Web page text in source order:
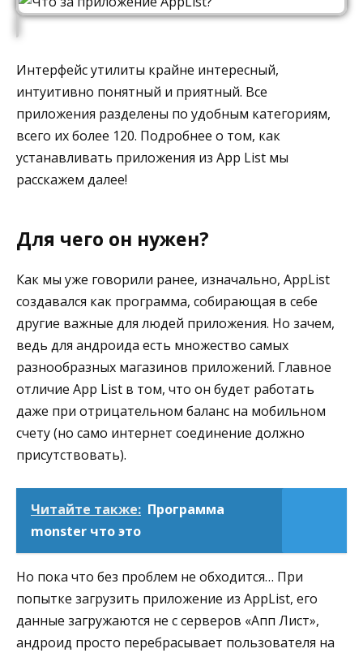
Интерфейс утилиты крайне интересный,
интуитивно понятный и приятный. Все
приложения разделены по удобным категориям,
всего их более 120. Подробнее о том, как
устанавливать приложения из App List мы
расскажем далее!
Для чего он нужен?
Как мы уже говорили ранее, изначально, AppList
создавался как программа, собирающая в себе
другие важные для людей приложения. Но зачем,
ведь для андроида есть множество самых
разнообразных магазинов приложений. Главное
отличие App List в том, что он будет работать
даже при отрицательном баланс на мобильном
счету (но само интернет соединение должно
присутствовать).
Читайте также: Программа
monster что это
Но пока что без проблем не обходится… При
попытке загрузить приложение из AppList, его
данные загружаются не с серверов «Апп Лист»,
андроид просто перебрасывает пользователя на